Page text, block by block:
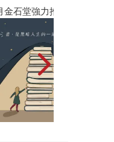
2026年8月金石